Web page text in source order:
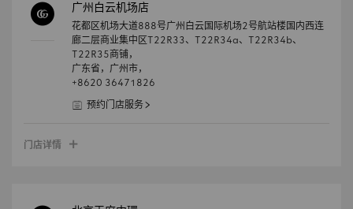
广州白云机场店
花都区机场大道888号广州白云国际机场2号航站楼国内西连
廊二层商业集中区T22R33、T22R34a、T22R34b、
T22R35商铺，
广东省， 广州市，
+8620 36471826
预约门店服务
门店详情